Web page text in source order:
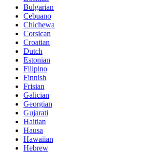
Bulgarian
Cebuano
Chichewa
Corsican
Croatian
Dutch
Estonian
Filipino
Finnish
Frisian
Galician
Georgian
Gujarati
Haitian
Hausa
Hawaiian
Hebrew